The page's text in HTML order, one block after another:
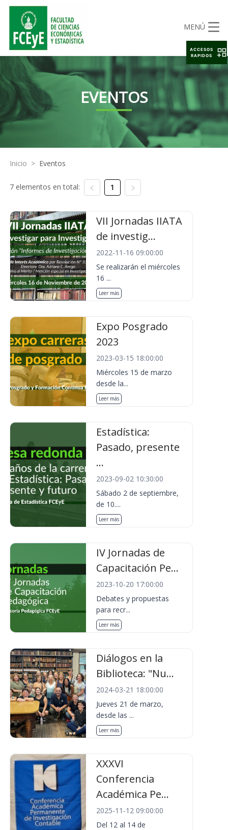
MENÚ
EVENTOS
Inicio > Eventos
7 elementos en total: 1
VII Jornadas IIATA
de investig...
2022-11-16 09:00:00
Se realizarán el miércoles
16 ...
Leer más
Expo Posgrado
2023
2023-03-15 18:00:00
Miércoles 15 de marzo
desde la...
Leer más
Estadística:
Pasado, presente
...
2023-09-02 10:30:00
Sábado 2 de septiembre,
de 10....
Leer más
IV Jornadas de
Capacitación Pe...
2023-10-20 17:00:00
Debates y propuestas
para recr...
Leer más
Diálogos en la
Biblioteca: "Nu...
2024-03-21 18:00:00
Jueves 21 de marzo,
desde las ...
Leer más
XXXVI
Conferencia
Académica Pe...
2025-11-12 09:00:00
Del 12 al 14 de
ACCESOS
RAPIDOS